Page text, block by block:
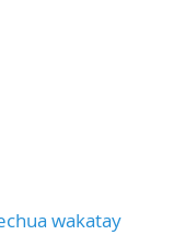
wakatay